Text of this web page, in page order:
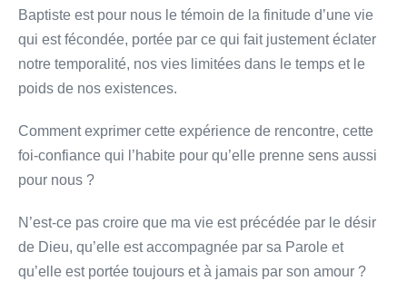
Baptiste est pour nous le témoin de la finitude d’une vie
qui est fécondée, portée par ce qui fait justement éclater
notre temporalité, nos vies limitées dans le temps et le
poids de nos existences.
Comment exprimer cette expérience de rencontre, cette
foi-confiance qui l’habite pour qu’elle prenne sens aussi
pour nous ?
N’est-ce pas croire que ma vie est précédée par le désir
de Dieu, qu’elle est accompagnée par sa Parole et
qu’elle est portée toujours et à jamais par son amour ?